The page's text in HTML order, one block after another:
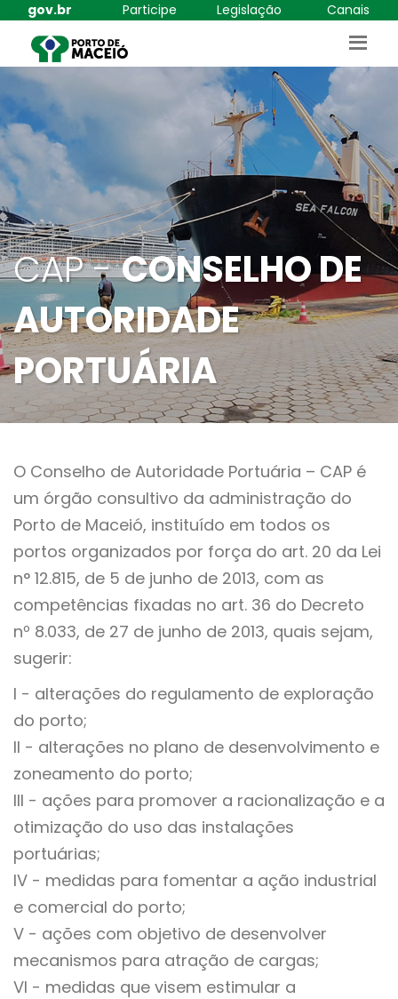
gov.br Participe Legislação Canais
CAP -CONSELHO DE
AUTORIDADE
PORTUÁRIA
O Conselho de Autoridade Portuária – CAP é
um órgão consultivo da administração do
Porto de Maceió, instituído em todos os
portos organizados por força do art. 20 da Lei
n° 12.815, de 5 de junho de 2013, com as
competências fixadas no art. 36 do Decreto
nº 8.033, de 27 de junho de 2013, quais sejam,
sugerir:
I - alterações do regulamento de exploração
do porto;
II - alterações no plano de desenvolvimento e
zoneamento do porto;
III - ações para promover a racionalização e a
otimização do uso das instalações
portuárias;
IV - medidas para fomentar a ação industrial
e comercial do porto;
V - ações com objetivo de desenvolver
mecanismos para atração de cargas;
VI - medidas que visem estimular a